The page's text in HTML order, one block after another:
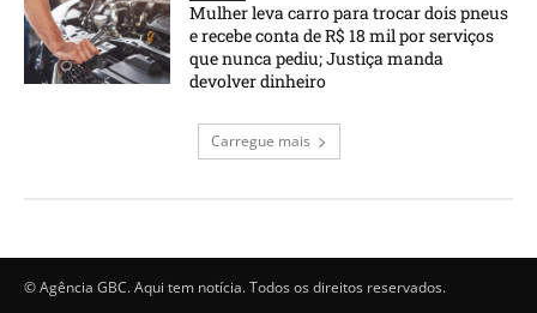
Mulher leva carro para trocar dois pneus
e recebe conta de R$ 18 mil por serviços
que nunca pediu; Justiça manda
devolver dinheiro
Carregue mais
© Agência GBC. Aqui tem notícia. Todos os direitos reservados.